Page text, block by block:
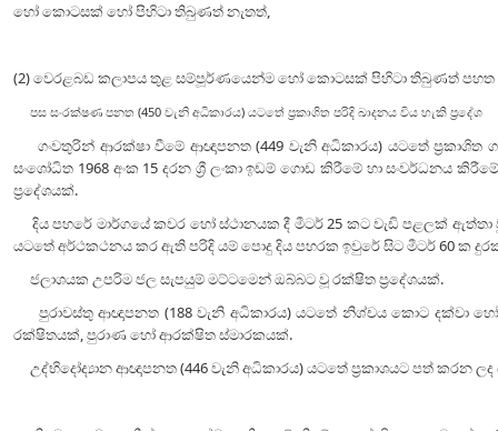
හෝ කොටසක් හෝ පිහිටා තිබුණත් නැතත්,
(2) වෙරළබඩ කලාපය තුළ සම්පූර්ණයෙන්ම හෝ කොටසක් පිහිටා තිබුණත් පහත
පස සංරක්ෂණ පනත (450 වැනි අධිකාරය) යටතේ ප්‍රකාශිත පරිදි ඛාදනය විය හැකි ප්‍රදේශ
ගංවතුරින් ආරක්ෂා වීමේ ආඥාපනත (449 වැනි අධිකාරය) යටතේ ප්‍රකාශිත
සංශෝධිත 1968 අංක 15 දරන ශ්‍රී ලංකා ඉඩම් ගොඩ කිරීමේ හා සංවර්ධනය
ප්‍රදේශයක්.
දිය පහරේ මාර්ගයේ කවර හෝ ස්ථානයක දී මීටර් 25 කට වැඩි පළලක් ඇත්තා
යටතේ අර්ථකථනය කර ඇති පරිදි යම් පොදු දිය පහරක ඉවුරේ සිට මීටර් 60 ක
ජලාශයක උපරිම ජල සැපයුම් මට්ටමෙන් ඔබ්බට වූ රක්ෂිත ප්‍රදේශයක්.
පුරාවස්තු ආඥාපනත (188 වැනි අධිකාරය) යටතේ නිශ්චය කොට දක්වා
රක්ෂිතයක්, පුරාණ හෝ ආරක්ෂිත ස්මාරකයක්.
උද්භිදෝද්‍යාන ආඥාපනත (446 වැනි අධිකාරය) යටතේ ප්‍රකාශයට පත් කරන ලද